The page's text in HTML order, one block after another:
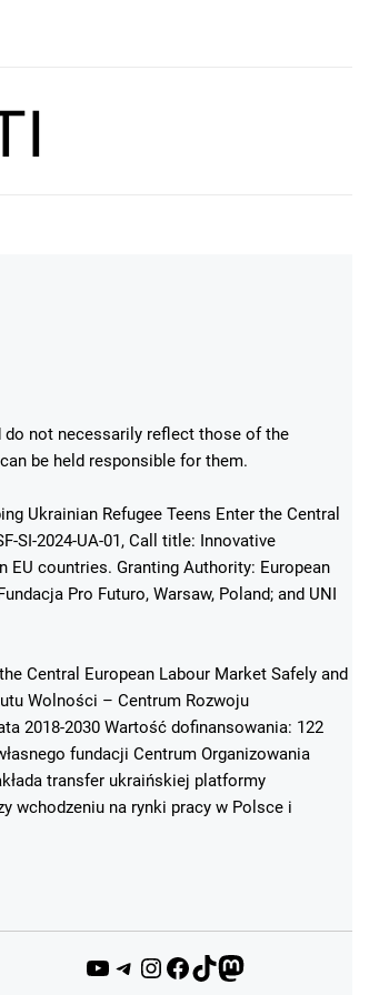
do not necessarily reflect those of the
be held responsible for them.
Ukrainian Refugee Teens Enter the Central
SI-2024-UA-01, Call title: Innovative
countries. Granting Authority: European
Pro Futuro, Warsaw, Poland; and UNI
Central European Labour Market Safely and
Wolności – Centrum Rozwoju
2018-2030 Wartość dofinansowania: 122
fundacji Centrum Organizowania
transfer ukraińskiej platformy
wchodzeniu na rynki pracy w Polsce i
YouTube
Telegram
Instagram
Facebook
TikTok
Mastodon